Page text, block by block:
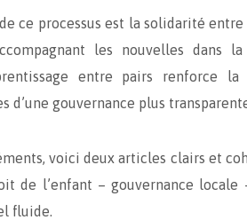
ce processus est la solidarité
les nouvelles dans
entre pairs renforce
d’une gouvernance plus
voici deux articles clairs et
de l’enfant – gouvernance locale
fluide.